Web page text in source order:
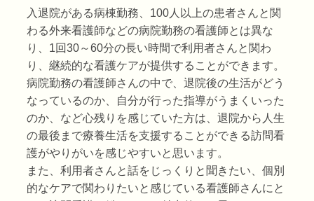
入退院がある病棟勤務、100人以上の患者さんと関
わる外来看護師などの病院勤務の看護師とは異な
り、1回30～60分の長い時間で利用者さんと関わ
り、継続的な看護ケアが提供することができます。
病院勤務の看護師さんの中で、退院後の生活がどう
なっているのか、自分が行った指導がうまくいった
のか、など心残りを感じていた方は、退院から人生
の最後まで療養生活を支援することができる訪問看
護がやりがいを感じやすいと思います。
また、利用者さんと話をじっくりと聞きたい、個別
的なケアで関わりたいと感じている看護師さんにと